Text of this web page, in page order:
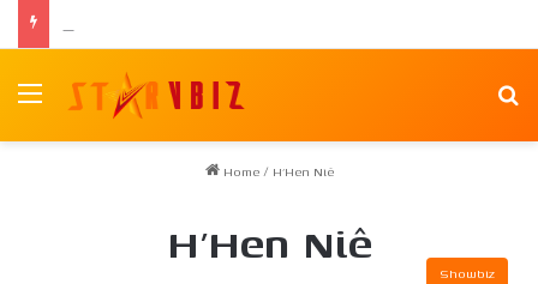
Menu
Home / H’Hen Niê
H’Hen Niê
Showbiz